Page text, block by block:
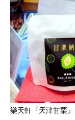
樂天軒『天津甘栗